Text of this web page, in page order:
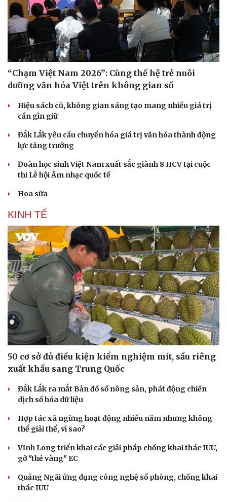
Văn hóa
Sân khấu - Điện ảnh
Văn học
Âm nhạc
Di sản
Nghệ sĩ
Thời trang
“Chạm Việt Nam 2026”: Cùng thế hệ trẻ nuôi
dưỡng văn hóa Việt trên không gian số
Hiệu sách cũ, không gian sáng tạo mang nhiều giá trị
cần gìn giữ
Đắk Lắk yêu cầu chuyển hóa giá trị văn hóa thành động
lực tăng trưởng
Đoàn học sinh Việt Nam xuất sắc giành 8 HCV tại cuộc
thi Lễ hội Âm nhạc quốc tế
Hoa sữa
KINH TẾ
50 cơ sở đủ điều kiện kiểm nghiệm mít, sầu riêng
xuất khẩu sang Trung Quốc
Đắk Lắk ra mắt Bản đồ số nông sản, phát động chiến
dịch số hóa dữ liệu
Hợp tác xã ngừng hoạt động nhiều năm nhưng không
thể giải thể, vì sao?
Vĩnh Long triển khai các giải pháp chống khai thác IUU,
gỡ "thẻ vàng" EC
Quảng Ngãi ứng dụng công nghệ số phòng, chống khai
thác IUU